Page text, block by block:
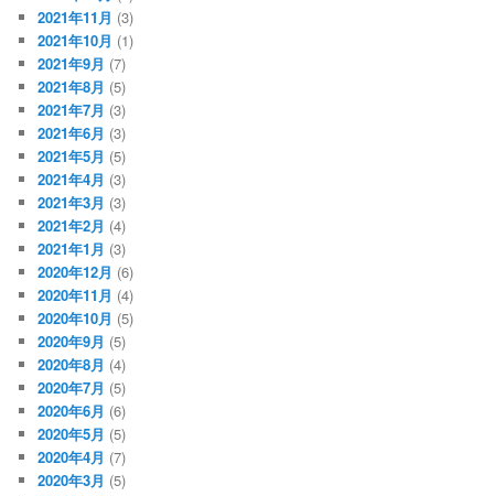
2021年11月 (3)
2021年10月 (1)
2021年9月 (7)
2021年8月 (5)
2021年7月 (3)
2021年6月 (3)
2021年5月 (5)
2021年4月 (3)
2021年3月 (3)
2021年2月 (4)
2021年1月 (3)
2020年12月 (6)
2020年11月 (4)
2020年10月 (5)
2020年9月 (5)
2020年8月 (4)
2020年7月 (5)
2020年6月 (6)
2020年5月 (5)
2020年4月 (7)
2020年3月 (5)